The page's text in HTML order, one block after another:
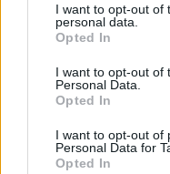
not limited to your visit
grant or deny consent
use your data for below
consent section.
I want to opt-out of
personal data.
Opted In
I want to opt-out of
Personal Data.
Opted In
I want to opt-out of
Personal Data for
Opted In
Meccs Center
Paris